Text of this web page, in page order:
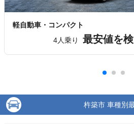
軽自動車・コンパクト
4人乗り
最安値を
杵築市 車種別